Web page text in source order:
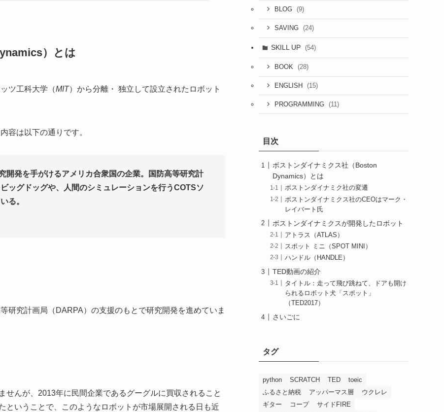
）とは
ツ工科大学（MIT）から分離・ 独立して設立されたロボット
容は以下の通りです。
開発を手がけるアメリカ合衆国の企業。国防高等研究計
ッグドッグや、人間のシミュレーションを行うCOTSソ
る。
研究計画局（DARPA）の支援のもとで研究開発を進めていま
せんが、2013年に民間企業であるグーグルに買収されること
ということで、このようなロボットが市場展開される日も近
BLOG (9)
SAVING (24)
SKILL UP (54)
BOOK (28)
ENGLISH (15)
PROGRAMMING (11)
目次
ボストンダイナミクス社（Boston
Dynamics）とは
ボストンダイナミク社の変遷
ボストンダイナミクス社のCEOはマーク・
レイバート氏
ボストンダイナミクスが開発したロボット
アトラス（ATLAS）
スポット ミニ（SPOT MINI）
ハンドル（HANDLE）
TED動画の紹介
タイトル：走って飛び跳ねて、ドアも開け
られるロボット犬「スポット」
（TED2017）
さいごに
タグ
python SCRATCH TED
toeic
ふるさと納税
アッパーマス層
ウクレレ
ギター
コープ
サイドFIRE